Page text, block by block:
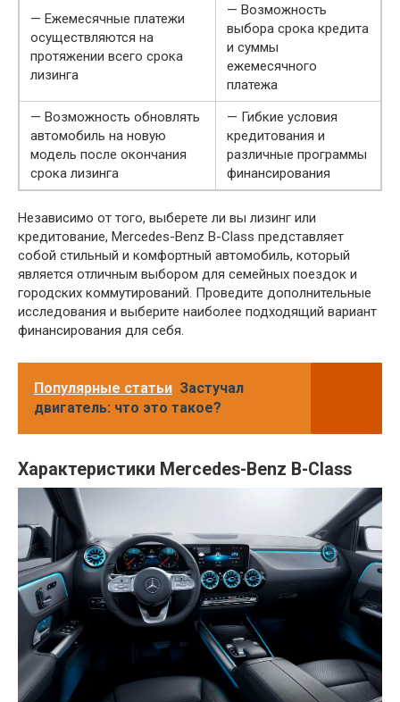
— Ежемесячные платежи
осуществляются на
протяжении всего срока
лизинга
— Возможность
выбора срока кредита
и суммы
ежемесячного
платежа
— Возможность обновлять
автомобиль на новую
модель после окончания
срока лизинга
— Гибкие условия
кредитования и
различные программы
финансирования
Независимо от того, выберете ли вы лизинг или
кредитование, Mercedes-Benz B-Class представляет
собой стильный и комфортный автомобиль, который
является отличным выбором для семейных поездок и
городских коммутирований. Проведите дополнительные
исследования и выберите наиболее подходящий вариант
финансирования для себя.
Популярные статьи Застучал
двигатель: что это такое?
Характеристики Mercedes-Benz B-Class